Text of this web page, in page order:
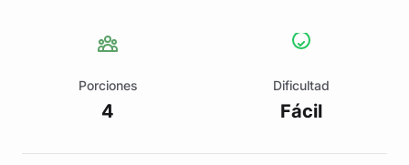
Porciones
4
Dificultad
Fácil